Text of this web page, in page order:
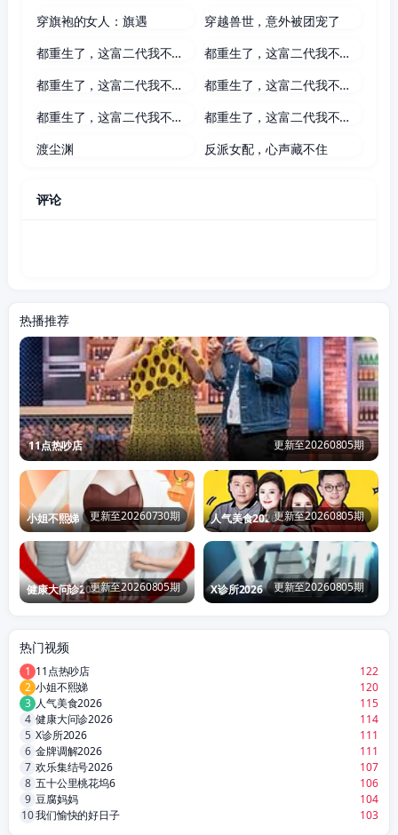
穿旗袍的女人：旗遇 穿越兽世，意外被团宠了
73集全
都重生了，这富二代我不装了
80集全
都重生了，这富二代我不装了第二季
117集全
都重生了，这富二代我不装了第六季
72集全
都重生了，这富二代我不装了第三季
83集全
都重生了，这富二代我不装了第四季
80集全
都重生了，这富二代我不装了第五季
75集全
渡尘渊
61集全
反派女配，心声藏不住
评论
热播推荐
更新至20260805期
11点热吵店
更新至20260730期
小姐不熙娣 更新至20260805期
人气美食2026
更新至20260805期
健康大问诊2026 更新至20260805期
X诊所2026
热门视频
1 11点热吵店
122
2 小姐不熙娣
120
3 人气美食2026
115
4 健康大问诊2026
114
5 X诊所2026
111
6 金牌调解2026
111
7 欢乐集结号2026
107
8 五十公里桃花坞6
106
9 豆腐妈妈
104
10我们愉快的好日子 103